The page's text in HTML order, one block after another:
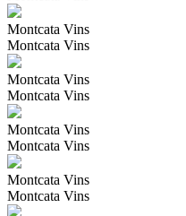
Montcata Vins
Montcata Vins
Montcata Vins
Montcata Vins
Montcata Vins
Montcata Vins
Montcata Vins
Montcata Vins